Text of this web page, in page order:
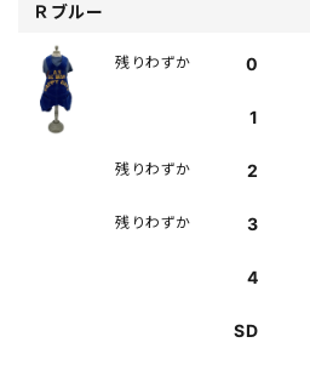
Ｒブルー
0
残りわずか
1
2
残りわずか
3
残りわずか
4
SD